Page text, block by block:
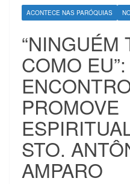
ACONTECE NAS PARÓQUIAS
“NINGUÉM
COMO EU”:
PROMOVE
STO.
AMPARO